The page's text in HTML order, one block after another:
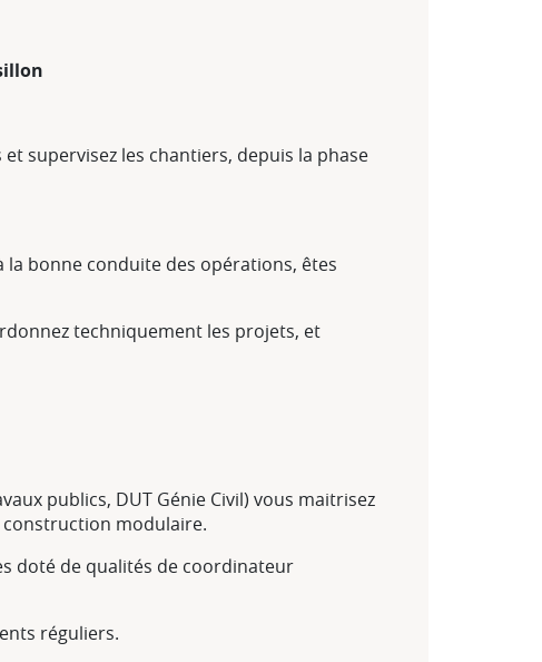
supervisez les chantiers, depuis la phase
la bonne conduite des opérations, êtes
techniquement les projets, et
publics, DUT Génie Civil) vous maitrisez
construction modulaire.
doté de qualités de coordinateur
réguliers.